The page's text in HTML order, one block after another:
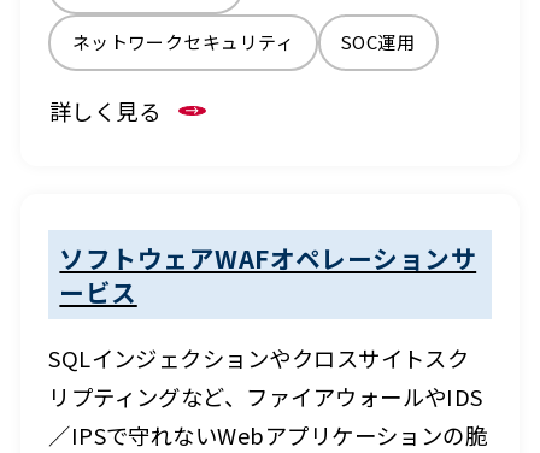
ネットワークセキュリティ SOC運用
詳しく見る
ソフトウェアWAFオペレーションサ
ービス
SQLインジェクションやクロスサイトスク
リプティングなど、ファイアウォールやIDS
／IPSで守れないWebアプリケーションの脆